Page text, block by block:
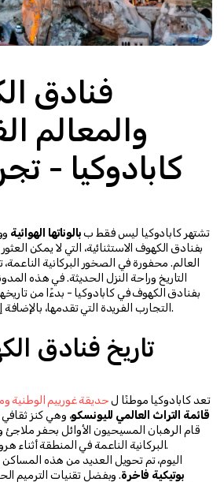
تشتهر كابادوكيا ليس فقط ب بالوناتها الهوائية
التجارب الفريدة التي تقدمها، بالإضافة إلى خيارات النقل والجولات.
تعد كابادوكيا موطنًا ل حديقة غورييم الوطنية
قائمة التراث العالمي لليونسكو
البركانية الناعمة في المنطقة أثناء هروبهم من الاضطهاد الروماني.
اليوم، تم تحويل العديد من هذه المساكن
بوتيكية فاخرة